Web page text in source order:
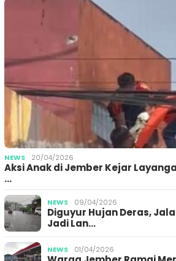
NEWS 20/04/2026
Aksi Anak di Jember Kejar
…
NEWS 09/04/2026
Diguyur Hujan Deras,
Jadi Lan…
NEWS 01/04/2026